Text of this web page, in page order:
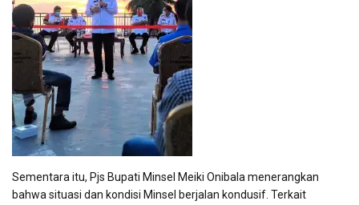
Sementara itu, Pjs Bupati Minsel Meiki Onibala menerangkan
bahwa situasi dan kondisi Minsel berjalan kondusif. Terkait